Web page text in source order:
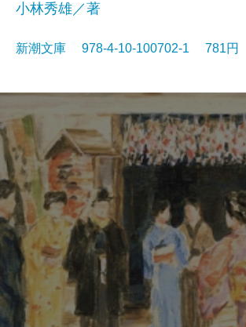
小林秀雄／著
新潮文庫 978-4-10-100702-1 781円